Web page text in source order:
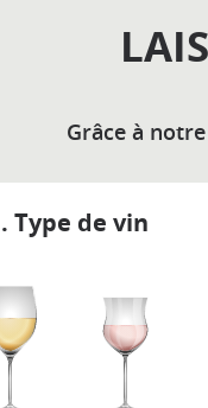
Grâce à
Type de vin